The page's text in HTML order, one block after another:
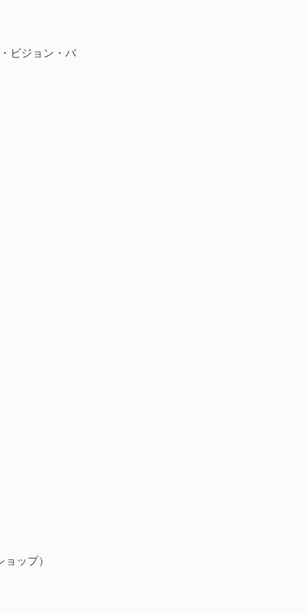
ビジョン・バ
ップ）